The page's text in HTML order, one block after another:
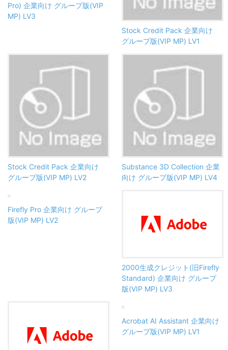
Pro) 企業向け グループ版(VIP
MP) LV3
Stock Credit Pack 企業向け
グループ版(VIP MP) LV1
Stock Credit Pack 企業向け
グループ版(VIP MP) LV2
Substance 3D Collection 企業
向け グループ版(VIP MP) LV4
Firefly Pro 企業向け グループ
版(VIP MP) LV2
2000生成クレジット(旧Firefly
Standard) 企業向け グループ
版(VIP MP) LV3
Acrobat AI Assistant 企業向け
グループ版(VIP MP) LV1